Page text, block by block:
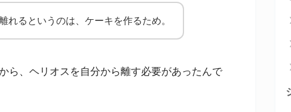
れるというのは、ケーキを作るため。
ら、ヘリオスを自分から離す必要があったんで